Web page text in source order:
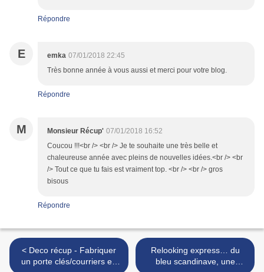
Répondre
E emka 07/01/2018 22:45
Très bonne année à vous aussi et merci pour votre blog.
Répondre
M Monsieur Récup' 07/01/2018 16:52
Coucou !!!<br /> <br /> Je te souhaite une très belle et
chaleureuse année avec pleins de nouvelles idées.<br /> <br
/> Tout ce que tu fais est vraiment top. <br /> <br /> gros
bisous
Répondre
< Deco récup - Fabriquer
un porte clés/courriers en
Relooking express… du
bleu scandinave, une